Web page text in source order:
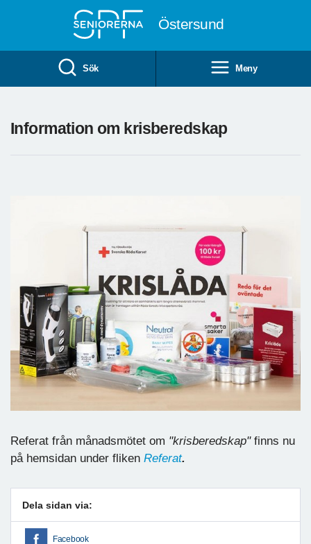
Östersund
Sök Meny
Information om krisberedskap
Referat från månadsmötet om "krisberedskap" finns nu
på hemsidan under fliken Referat.
Dela sidan via:
Facebook